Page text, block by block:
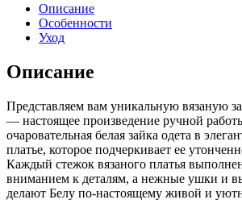
Описание
Особенности
Уход
Описание
Представляем вам уникальную вязаную
— настоящее произведение ручной
очаровательная белая зайка одета в
платье, которое подчеркивает ее
Каждый стежок вязаного платья
вниманием к деталям, а нежные ушки и
делают Белу по-настоящему живой и